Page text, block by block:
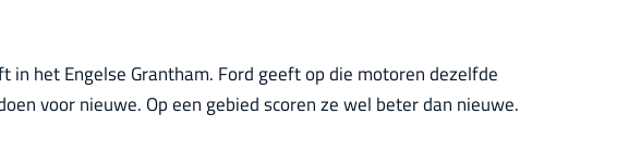
het Engelse Grantham. Ford geeft op die motoren dezelfde
voor nieuwe. Op een gebied scoren ze wel beter dan nieuwe.